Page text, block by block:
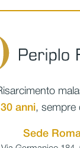
30 anni, sempre
Sede